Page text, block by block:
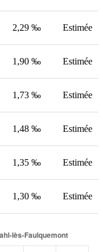
2,29 ‰ Estimée
1,90 ‰ Estimée
1,73 ‰ Estimée
1,48 ‰ Estimée
1,35 ‰ Estimée
1,30 ‰ Estimée